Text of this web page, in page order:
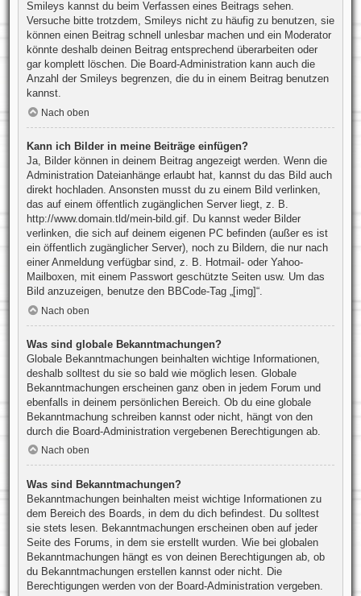
Smileys kannst du beim Verfassen eines Beitrags sehen.
Versuche bitte trotzdem, Smileys nicht zu häufig zu benutzen, sie
können einen Beitrag schnell unlesbar machen und ein Moderator
könnte deshalb deinen Beitrag entsprechend überarbeiten oder
gar komplett löschen. Die Board-Administration kann auch die
Anzahl der Smileys begrenzen, die du in einem Beitrag benutzen
kannst.
Nach oben
Kann ich Bilder in meine Beiträge einfügen?
Ja, Bilder können in deinem Beitrag angezeigt werden. Wenn die
Administration Dateianhänge erlaubt hat, kannst du das Bild auch
direkt hochladen. Ansonsten musst du zu einem Bild verlinken,
das auf einem öffentlich zugänglichen Server liegt, z. B.
http://www.domain.tld/mein-bild.gif. Du kannst weder Bilder
verlinken, die sich auf deinem eigenen PC befinden (außer es ist
ein öffentlich zugänglicher Server), noch zu Bildern, die nur nach
einer Anmeldung verfügbar sind, z. B. Hotmail- oder Yahoo-
Mailboxen, mit einem Passwort geschützte Seiten usw. Um das
Bild anzuzeigen, benutze den BBCode-Tag „[img]“.
Nach oben
Was sind globale Bekanntmachungen?
Globale Bekanntmachungen beinhalten wichtige Informationen,
deshalb solltest du sie so bald wie möglich lesen. Globale
Bekanntmachungen erscheinen ganz oben in jedem Forum und
ebenfalls in deinem persönlichen Bereich. Ob du eine globale
Bekanntmachung schreiben kannst oder nicht, hängt von den
durch die Board-Administration vergebenen Berechtigungen ab.
Nach oben
Was sind Bekanntmachungen?
Bekanntmachungen beinhalten meist wichtige Informationen zu
dem Bereich des Boards, in dem du dich befindest. Du solltest
sie stets lesen. Bekanntmachungen erscheinen oben auf jeder
Seite des Forums, in dem sie erstellt wurden. Wie bei globalen
Bekanntmachungen hängt es von deinen Berechtigungen ab, ob
du Bekanntmachungen erstellen kannst oder nicht. Die
Berechtigungen werden von der Board-Administration vergeben.